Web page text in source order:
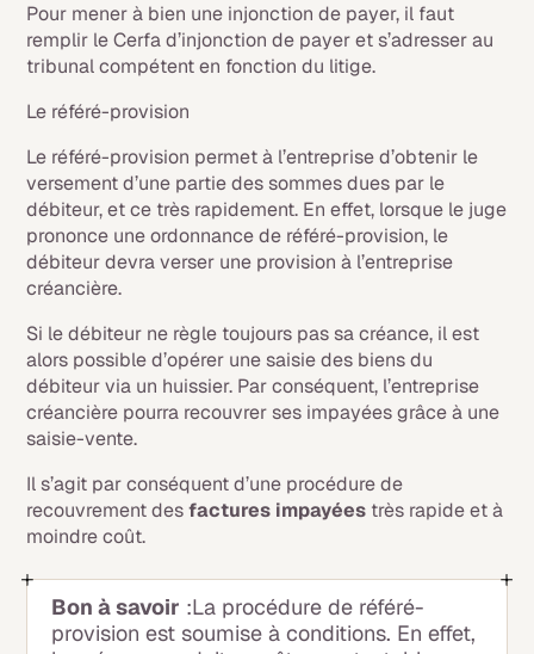
Pour mener à bien une injonction de payer, il faut
remplir le Cerfa d’injonction de payer et s’adresser au
tribunal compétent en fonction du litige.
Le référé-provision
Le référé-provision permet à l’entreprise d’obtenir le
versement d’une partie des sommes dues par le
débiteur, et ce très rapidement. En effet, lorsque le juge
prononce une ordonnance de référé-provision, le
débiteur devra verser une provision à l’entreprise
créancière.
Si le débiteur ne règle toujours pas sa créance, il est
alors possible d’opérer une saisie des biens du
débiteur via un huissier. Par conséquent, l’entreprise
créancière pourra recouvrer ses impayées grâce à une
saisie-vente.
Il s’agit par conséquent d’une procédure de
recouvrement desfactures impayées très rapide et à
moindre coût.
Bon à savoir :La procédure de référé-
provision est soumise à conditions. En effet,